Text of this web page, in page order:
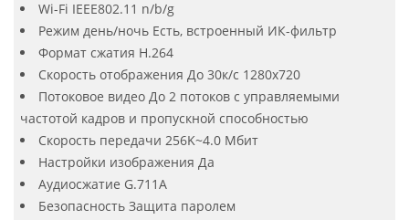
Wi-Fi IEEE802.11 n/b/g
Режим день/ночь Есть, встроенный ИК-фильтр
Формат сжатия H.264
Скорость отображения До 30к/с 1280х720
Потоковое видео До 2 потоков с управляемыми
частотой кадров и пропускной способностью
Скорость передачи 256K~4.0 Мбит
Настройки изображения Да
Аудиосжатие G.711A
Безопасность Защита паролем